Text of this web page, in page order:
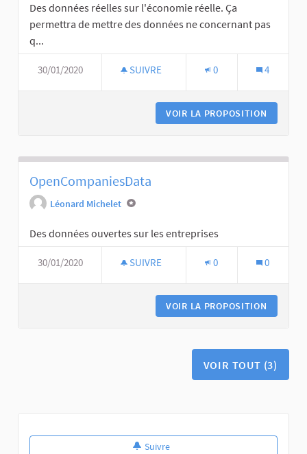
Des données réelles sur l'économie réelle. Ça
permettra de mettre des données ne concernant pas
q...
30/01/2020 SUIVRE 0 4
VOIR LA PROPOSITION
OpenCompaniesData
Léonard Michelet
Des données ouvertes sur les entreprises
30/01/2020 SUIVRE 0 0
VOIR LA PROPOSITION
VOIR TOUT (3)
Suivre